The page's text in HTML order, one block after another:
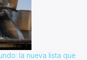
la nueva lista que